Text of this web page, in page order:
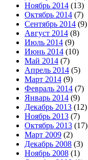
Ноябрь 2014 (13)
Октябрь 2014 (7)
Сентябрь 2014 (9)
Август 2014 (8)
Июль 2014 (9)
Июнь 2014 (10)
Май 2014 (7)
Апрель 2014 (5)
Март 2014 (9)
Февраль 2014 (7)
Январь 2014 (9)
Декабрь 2013 (12)
Ноябрь 2013 (7)
Октябрь 2013 (17)
Март 2009 (2)
Декабрь 2008 (3)
Ноябрь 2008 (1)